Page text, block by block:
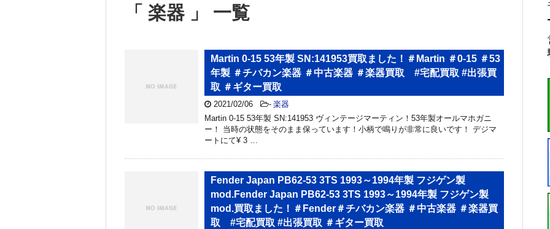
「 楽器 」 一覧
Martin 0-15 53年製 SN:141953買取ました！＃Martin ＃0-15 ＃53
年製 ＃チバカン楽器 ＃中古楽器 ＃楽器買取 #宅配買取 #出張買
取 ＃ギター買取
2021/02/06 - 楽器
Martin 0-15 53年製 SN:141953 ヴィンテージマーティン！53年製オールマホガニ
ー！ 当時の状態をそのまま保っています！小柄で鳴りが非常に良いです！ デジマ
ートにて¥ 3 …
Fender Japan PB62-53 3TS 1993～1994年製 フジゲン製
mod.Fender Japan PB62-53 3TS 1993～1994年製 フジゲン製
mod.買取ました！＃Fender＃チバカン楽器 ＃中古楽器 ＃楽器買
取 #宅配買取 #出張買取 ＃ギター買取